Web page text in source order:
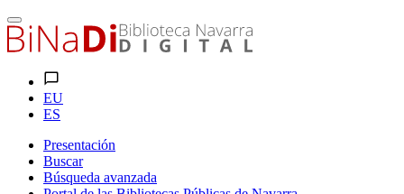
EU
ES
Presentación
Buscar
Búsqueda avanzada